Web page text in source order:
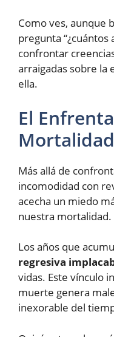
Como ves, aunque
pregunta “¿cuántos
confrontar
arraigadas sobre la
ella.
El
Mortalidad
Más allá de
incomodidad con
acecha un miedo
nuestra mortalidad.
Los años que
regresiva
vidas. Este vínculo
muerte genera
inexorable del